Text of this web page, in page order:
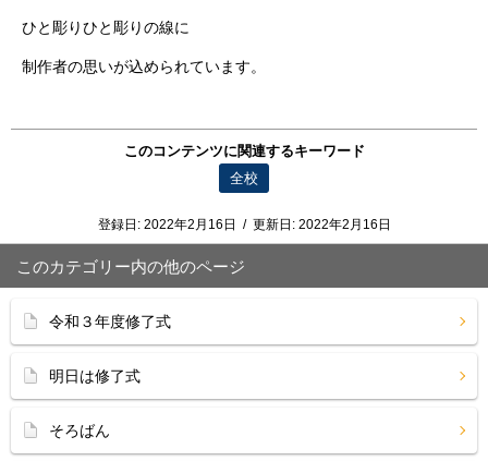
ひと彫りひと彫りの線に
制作者の思いが込められています。
このコンテンツに関連するキーワード
全校
登録日: 2022年2月16日 / 更新日: 2022年2月16日
このカテゴリー内の他のページ
令和３年度修了式
明日は修了式
そろばん